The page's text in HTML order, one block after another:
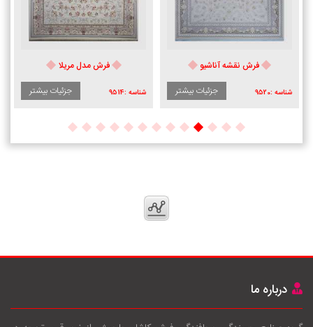
فرش نقشه آناشیو
شناسه :9520 جزئیات بیشتر
فرش مدل مریلا
شناسه :9514 جزئیات بیشتر
درباره ما